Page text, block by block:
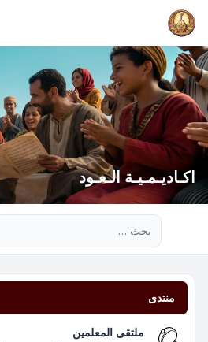
اكـاديـمـيـة الـعـود
منتدى
ملتقى المعلمين